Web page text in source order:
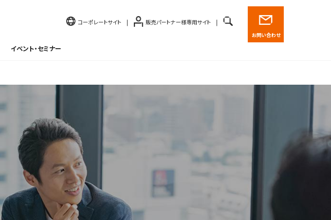
コーポレートサイト 販売パートナー様専用サイト
お問い合わせ
イベント・セミナー